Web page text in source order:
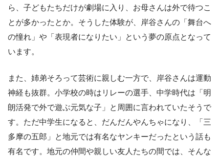
ら、子どもたちだけが劇場に入り、お母さんは外で待つこ
とが多かったとか。そうした体験が、岸谷さんの「舞台へ
の憧れ」や「表現者になりたい」という夢の原点となって
います。
また、姉弟そろって芸術に親しむ一方で、岸谷さんは運動
神経も抜群。小学校の時はリレーの選手、中学時代は「明
朗活発で外で遊ぶ元気な子」と周囲に言われていたそうで
す。ただ中学生になると、だんだんやんちゃになり、「三
多摩の五郎」と地元では有名なヤンキーだったという話も
有名です。地元の仲間や親しい友人たちの間では、そんな